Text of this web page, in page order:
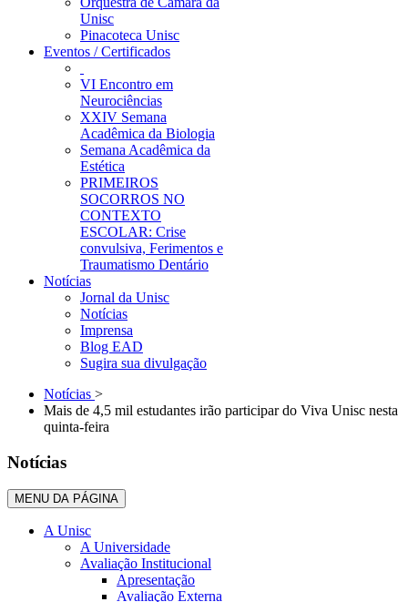
Unisc
Pinacoteca Unisc
Eventos / Certificados
VI Encontro em
Neurociências
XXIV Semana
Acadêmica da Biologia
Semana Acadêmica da
Estética
PRIMEIROS
SOCORROS NO
CONTEXTO
ESCOLAR: Crise
convulsiva, Ferimentos e
Traumatismo Dentário
Notícias
Jornal da Unisc
Notícias
Imprensa
Blog EAD
Sugira sua divulgação
Notícias >
Mais de 4,5 mil estudantes irão participar do Viva Unisc nesta
quinta-feira
Notícias
MENU DA PÁGINA
A Unisc
A Universidade
Avaliação Institucional
Apresentação
Avaliação Externa